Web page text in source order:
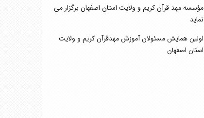
مؤسسه مهد قرآن کریم و ولایت استان اصفهان برگزار می
نماید
اولین همایش مسئولان آموزش مهدقرآن کریم و ولایت
استان اصفهان